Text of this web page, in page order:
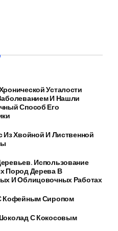
Усталости
И Нашли
Способ Его
Из Хвойной И Лиственной
Использование
Пород Дерева В
И Облицовочных Работах
Кофейным Сиропом
С Кокосовым